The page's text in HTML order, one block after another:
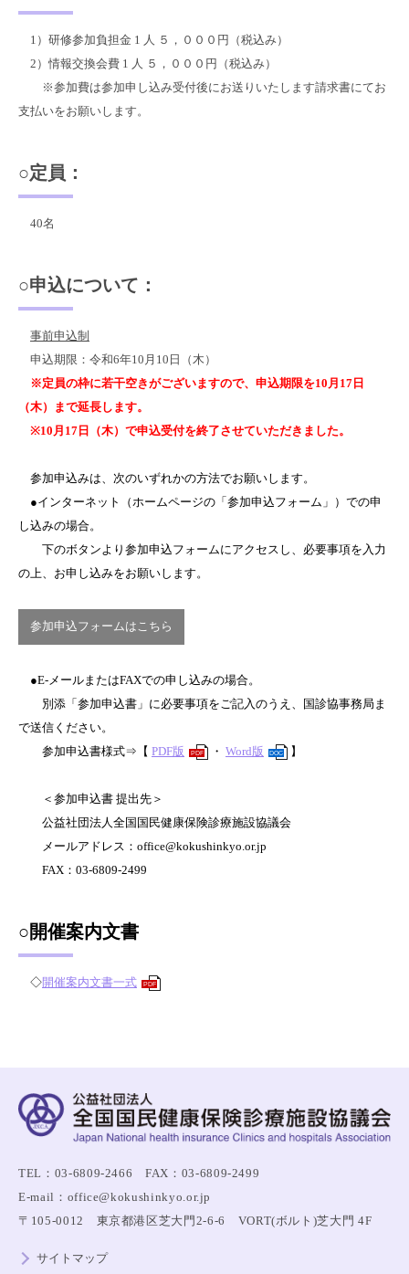
1）研修参加負担金 1 人 ５，０００円（税込み）
2）情報交換会費 1 人 ５，０００円（税込み）
※参加費は参加申し込み受付後にお送りいたします請求書にてお
支払いをお願いします。
○定員：
40名
○申込について：
事前申込制
申込期限：令和6年10月10日（木）
※定員の枠に若干空きがございますので、申込期限を10月17日
（木）まで延長します。
※10月17日（木）で申込受付を終了させていただきました。
参加申込みは、次のいずれかの方法でお願いします。
●インターネット（ホームページの「参加申込フォーム」）での申
し込みの場合。
下のボタンより参加申込フォームにアクセスし、必要事項を入力
の上、お申し込みをお願いします。
参加申込フォームはこちら
●E-メールまたはFAXでの申し込みの場合。
別添「参加申込書」に必要事項をご記入のうえ、国診協事務局ま
で送信ください。
参加申込書様式⇒【 PDF版 PDF ・ Word版 DOC 】
＜参加申込書 提出先＞
公益社団法人全国国民健康保険診療施設協議会
メールアドレス：office@kokushinkyo.or.jp
FAX：03-6809-2499
○開催案内文書
◇開催案内文書一式 PDF
TEL：03-6809-2466 FAX：03-6809-2499
E-mail：office@kokushinkyo.or.jp
〒105-0012 東京都港区芝大門2-6-6 VORT(ボルト)芝大門 4F
サイトマップ